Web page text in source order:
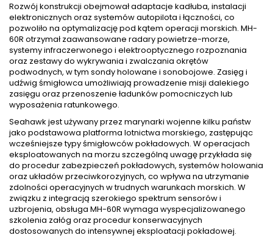
Rozwój konstrukcji obejmował adaptacje kadłuba, instalacji
elektronicznych oraz systemów autopilota i łączności, co
pozwoliło na optymalizację pod kątem operacji morskich. MH-
60R otrzymał zaawansowane radary powietrze-morze,
systemy infraczerwonego i elektrooptycznego rozpoznania
oraz zestawy do wykrywania i zwalczania okrętów
podwodnych, w tym sondy holowane i sonobojowe. Zasięg i
udźwig śmigłowca umożliwiają prowadzenie misji dalekiego
zasięgu oraz przenoszenie ładunków pomocniczych lub
wyposażenia ratunkowego.
Seahawk jest używany przez marynarki wojenne kilku państw
jako podstawowa platforma lotnictwa morskiego, zastępując
wcześniejsze typy śmigłowców pokładowych. W operacjach
eksploatowanych na morzu szczególną uwagę przykłada się
do procedur zabezpieczeń pokładowych, systemów holowania
oraz układów przeciwkorozyjnych, co wpływa na utrzymanie
zdolności operacyjnych w trudnych warunkach morskich. W
związku z integracją szerokiego spektrum sensorów i
uzbrojenia, obsługa MH-60R wymaga wyspecjalizowanego
szkolenia załóg oraz procedur konserwacyjnych
dostosowanych do intensywnej eksploatacji pokładowej.